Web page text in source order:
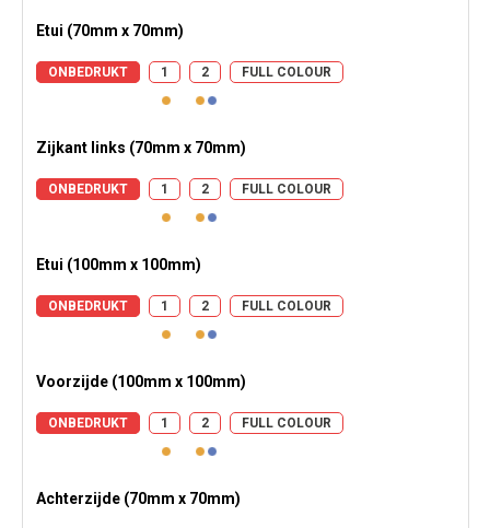
Etui (70mm x 70mm)
ONBEDRUKT 1 2 FULL COLOUR
Zijkant links (70mm x 70mm)
ONBEDRUKT 1 2 FULL COLOUR
Etui (100mm x 100mm)
ONBEDRUKT 1 2 FULL COLOUR
Voorzijde (100mm x 100mm)
ONBEDRUKT 1 2 FULL COLOUR
Achterzijde (70mm x 70mm)